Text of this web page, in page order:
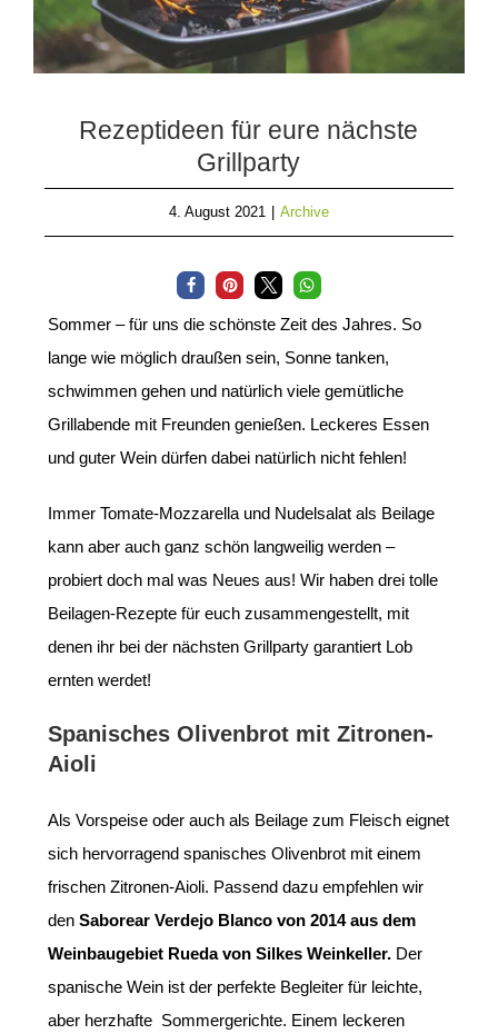
Rezeptideen für eure nächste
Grillparty
4. August 2021 Archive
Sommer – für uns die schönste Zeit des Jahres. So
lange wie möglich draußen sein, Sonne tanken,
schwimmen gehen und natürlich viele gemütliche
Grillabende mit Freunden genießen. Leckeres Essen
und guter Wein dürfen dabei natürlich nicht fehlen!
Immer Tomate-Mozzarella und Nudelsalat als Beilage
kann aber auch ganz schön langweilig werden –
probiert doch mal was Neues aus! Wir haben drei tolle
Beilagen-Rezepte für euch zusammengestellt, mit
denen ihr bei der nächsten Grillparty garantiert Lob
ernten werdet!
Spanisches Olivenbrot mit Zitronen-
Aioli
Als Vorspeise oder auch als Beilage zum Fleisch eignet
sich hervorragend spanisches Olivenbrot mit einem
frischen Zitronen-Aioli. Passend dazu empfehlen wir
den Saborear Verdejo Blanco von 2014 aus dem
Weinbaugebiet Rueda von Silkes Weinkeller. Der
spanische Wein ist der perfekte Begleiter für leichte,
aber herzhafte Sommergerichte. Einem leckeren